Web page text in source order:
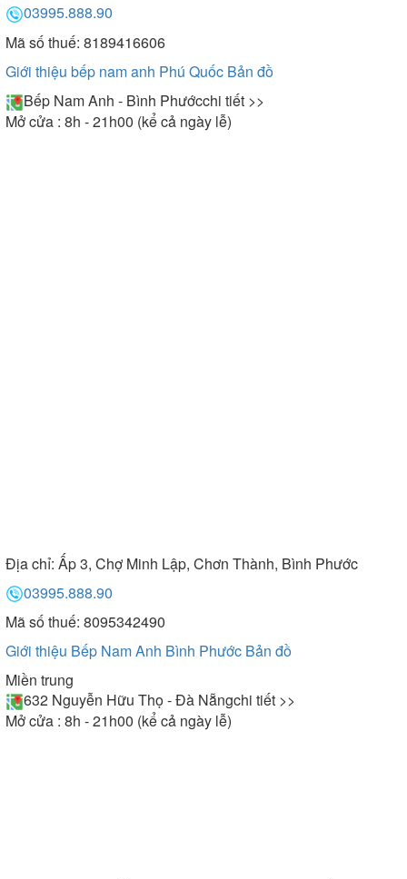
03995.888.90
Mã số thuế: 8189416606
Giới thiệu bếp nam anh Phú Quốc Bản đồ
Bếp Nam Anh - Bình Phướcchi tiết >>
Mở cửa : 8h - 21h00 (kể cả ngày lễ)
Địa chỉ: Ấp 3, Chợ Minh Lập, Chơn Thành, Bình Phước
03995.888.90
Mã số thuế: 8095342490
Giới thiệu Bếp Nam Anh Bình Phước Bản đồ
Miền trung
632 Nguyễn Hữu Thọ - Đà Nẵngchi tiết >>
Mở cửa : 8h - 21h00 (kể cả ngày lễ)